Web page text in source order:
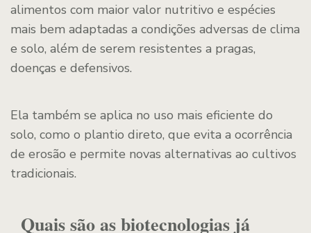
alimentos com maior valor nutritivo e espécies
mais bem adaptadas a condições adversas de clima
e solo, além de serem resistentes a pragas,
doenças e defensivos.
Ela também se aplica no uso mais eficiente do
solo, como o plantio direto, que evita a ocorrência
de erosão e permite novas alternativas ao cultivos
tradicionais.
Quais são as biotecnologias já